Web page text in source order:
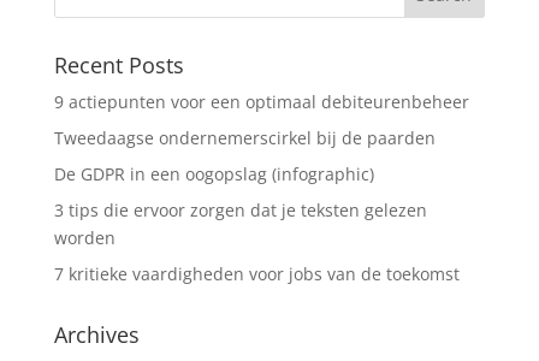
Recent Posts
9 actiepunten voor een optimaal debiteurenbeheer
Tweedaagse ondernemerscirkel bij de paarden
De GDPR in een oogopslag (infographic)
3 tips die ervoor zorgen dat je teksten gelezen
worden
7 kritieke vaardigheden voor jobs van de toekomst
Archives